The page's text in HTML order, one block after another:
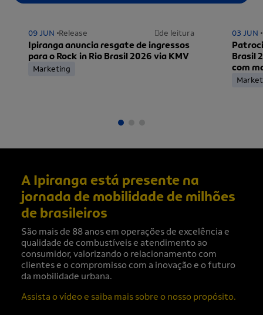
09 JUN Release de leitura
Ipiranga anuncia resgate de ingressos
para o Rock in Rio Brasil 2026 via KMV
Marketing
03 JUN
Brasil
com
A Ipiranga está presente na
jornada de mobilidade de milhões
de brasileiros
São mais de 88 anos em operações de excelência e
qualidade de combustíveis e atendimento ao
consumidor, valorizando o relacionamento com
clientes e o compromisso com a inovação e o futuro
da mobilidade urbana.
Assista o vídeo e saiba mais sobre o nosso propósito.